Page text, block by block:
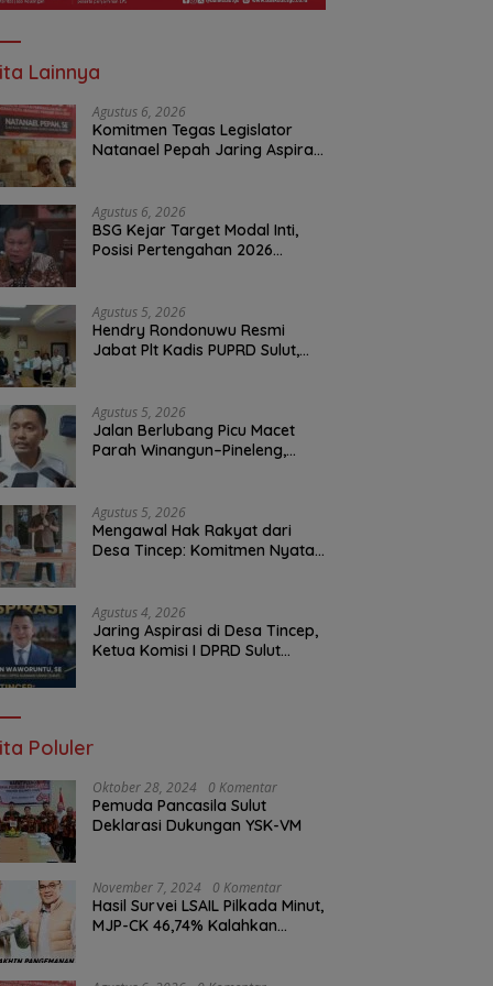
Lainnya
Agustus 6, 2026
Komitmen Tegas Legislator
Natanael Pepah Jaring Aspirasi
Infrastruktur
Agustus 6, 2026
BSG Kejar Target Modal Inti,
Posisi Pertengahan 2026
Agustus 5, 2026
Hendry Rondonuwu Resmi
Jabat Plt Kadis PUPRD Sulut,
Layanan Publik
Agustus 5, 2026
Jalan Berlubang Picu Macet
Parah Winangun–Pineleng,
Malam Ini
Agustus 5, 2026
Mengawal Hak Rakyat dari
Desa Tincep: Komitmen Nyata
Depan Aspirasi Warga
Agustus 4, 2026
Jaring Aspirasi di Desa Tincep,
Ketua Komisi I DPRD Sulut
Poluler
Oktober 28, 2024 0 Komentar
Pemuda Pancasila Sulut
Deklarasi Dukungan YSK-VM
November 7, 2024 0 Komentar
Hasil Survei LSAIL Pilkada Minut,
MJP-CK 46,74% Kalahkan